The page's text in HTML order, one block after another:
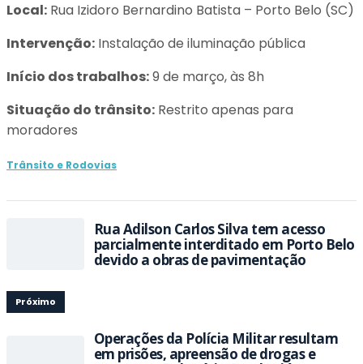
Local: Rua Izidoro Bernardino Batista – Porto Belo (SC)
Intervenção: Instalação de iluminação pública
Início dos trabalhos:9 de março, às 8h
Situação do trânsito: Restrito apenas para
moradores
Trânsito e Rodovias
Rua Adilson Carlos Silva tem acesso
parcialmente interditado em Porto Belo
devido a obras de pavimentação
Próximo
Operações da Polícia Militar resultam
em prisões, apreensão de drogas e